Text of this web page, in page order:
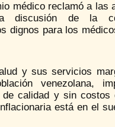
médico reclamó a las
la discusión de la
dignos para los
y sus servicios
venezolana,
calidad y sin costos
está en el